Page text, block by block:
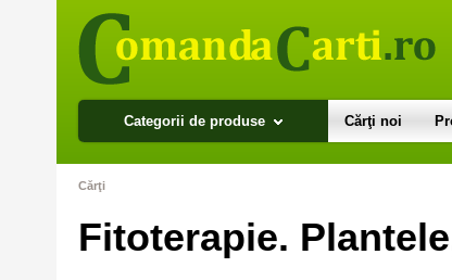
Categorii de produse Cărţi noi
Cărţi
Fitoterapie.